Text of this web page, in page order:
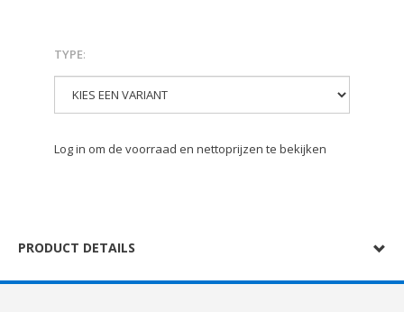
TYPE:
Log in om de voorraad en nettoprijzen te bekijken
PRODUCT DETAILS